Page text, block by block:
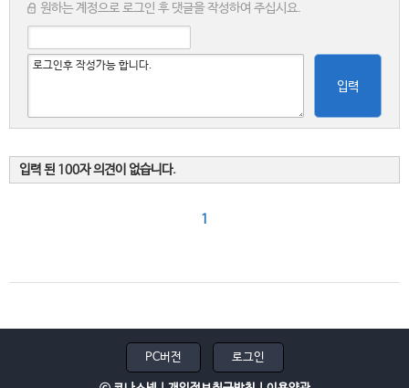
원하는 계정으로 로그인 후 댓글을 작성하여 주십시요.
입력
입력 된 100자 의견이 없습니다.
1
PC버전 로그인